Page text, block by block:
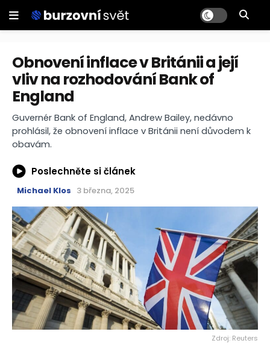
Obnovení inflace v Británii a její
vliv na rozhodování Bank of
England
Guvernér Bank of England, Andrew Bailey, nedávno
prohlásil, že obnovení inflace v Británii není důvodem k
obavám.
Poslechněte si článek
Michael Klos 3 března, 2025
Zdroj: Reuters